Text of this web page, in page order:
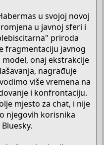
u svojoj novoj
u javnoj sferi i
priroda
fragmentaciju javnog
onaj ekstrakcije
nagrađuje
više vremena na
i konfrontaciju.
mjesto za chat, i nije
njegovih korisnika